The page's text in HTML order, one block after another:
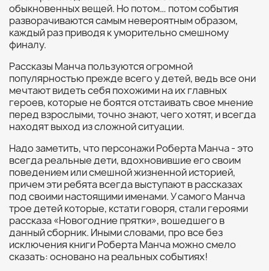
обыкновенных вещей. Но потом… потом события
разворачиваются самым невероятным образом,
каждый раз приводя к уморительно смешному
финалу.
Рассказы Манча пользуются огромной
популярностью прежде всего у детей, ведь все они
мечтают видеть себя похожими на их главных
героев, которые не боятся отстаивать свое мнение
перед взрослыми, точно знают, чего хотят, и всегда
находят выход из сложной ситуации.
Надо заметить, что персонажи Роберта Манча - это
всегда реальные дети, вдохновившие его своим
поведением или смешной жизненной историей,
причем эти ребята всегда выступают в рассказах
под своими настоящими именами. У самого Манча
трое детей которые, кстати говоря, стали героями
рассказа «Новогодние прятки», вошедшего в
данный сборник. Иными словами, про все без
исключения книги Роберта Манча можно смело
сказать: основано на реальных событиях!